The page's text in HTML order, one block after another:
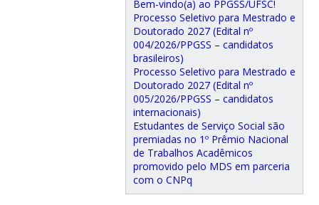
Bem-vindo(a) ao PPGSS/UFSC!
Processo Seletivo para Mestrado e
Doutorado 2027 (Edital nº
004/2026/PPGSS – candidatos
brasileiros)
Processo Seletivo para Mestrado e
Doutorado 2027 (Edital nº
005/2026/PPGSS – candidatos
internacionais)
Estudantes de Serviço Social são
premiadas no 1º Prêmio Nacional
de Trabalhos Acadêmicos
promovido pelo MDS em parceria
com o CNPq